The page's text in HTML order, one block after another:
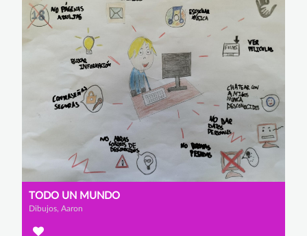
TODO UN MUNDO
Dibujos, Aaron